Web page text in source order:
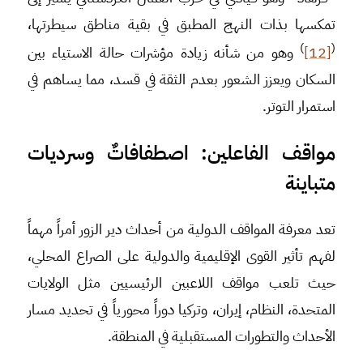
تمكسها بذات النهج المطبق في بقية مناطق سيطرتها،
(
[12]
) وهو من شأنه زيادة مؤشرات حالة الاستياء بين
السكان ويعزز الشعور بعدم الثقة في قسد، مما يساهم في
استمرار التوتر.
مواقف الفاعلين: اصطفافاتٌ وسرديات
متباينة
تعد معرفة المواقف الدولية من أحداث دير الزور أمراً مهماً
لفهم تأثير القوى الإقليمية والدولية على الصراع المحلي،
حيث تلعب مواقف اللاعبين الرئيسيين مثل الولايات
المتحدة، النظام، إيران، وتركيا دوراً محورياً في تحديد مسار
الأحداث والتطورات المستقبلية في المنطقة.